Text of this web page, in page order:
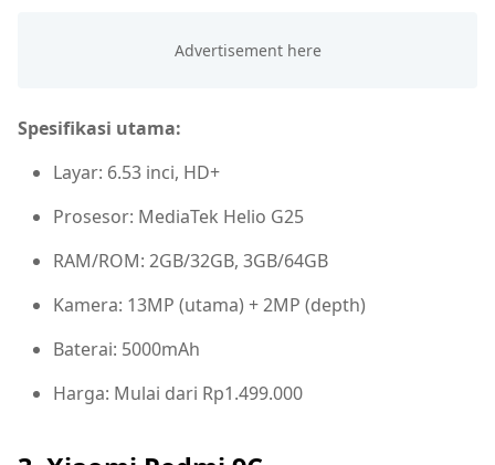
Spesifikasi utama:
Layar: 6.53 inci, HD+
Prosesor: MediaTek Helio G25
RAM/ROM: 2GB/32GB, 3GB/64GB
Kamera: 13MP (utama) + 2MP (depth)
Baterai: 5000mAh
Harga: Mulai dari Rp1.499.000